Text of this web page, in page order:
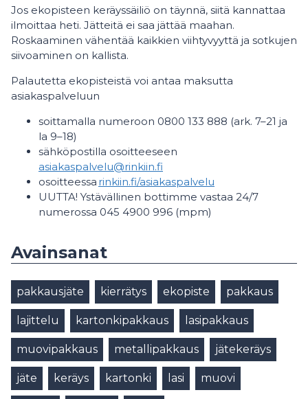
Jos ekopisteen keräyssäiliö on täynnä, siitä kannattaa
ilmoittaa heti. Jätteitä ei saa jättää maahan.
Roskaaminen vähentää kaikkien viihtyvyyttä ja sotkujen
siivoaminen on kallista.
Palautetta ekopisteistä voi antaa maksutta
asiakaspalveluun
soittamalla numeroon 0800 133 888 (ark. 7–21 ja
la 9–18)
sähköpostilla osoitteeseen
asiakaspalvelu@rinkiin.fi
osoitteessa rinkiin.fi/asiakaspalvelu
UUTTA! Ystävällinen bottimme vastaa 24/7
numerossa 045 4900 996 (mpm)
Avainsanat
pakkausjäte kierrätys ekopiste pakkaus
lajittelu kartonkipakkaus lasipakkaus
muovipakkaus metallipakkaus jätekeräys
jäte keräys kartonki lasi muovi